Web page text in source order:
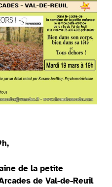
de la petite
de Val-de-Reuil